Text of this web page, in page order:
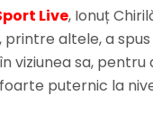
Live, Ionuț
printre altele, a
viziunea sa,
puternic la